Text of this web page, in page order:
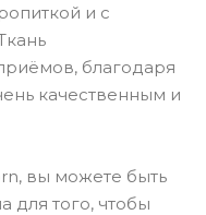
и с
благодаря
качественным и
вы можете быть
для того, чтобы